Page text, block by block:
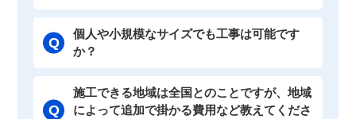
個人や小規模なサイズでも工事は可能です
か？
施工できる地域は全国とのことですが、地域
によって追加で掛かる費用など教えてくださ